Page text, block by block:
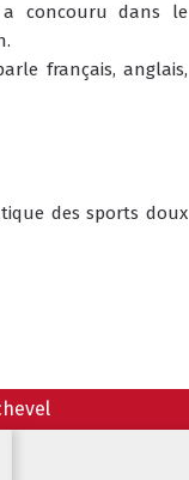
a concouru dans le
français, anglais,
des sports doux